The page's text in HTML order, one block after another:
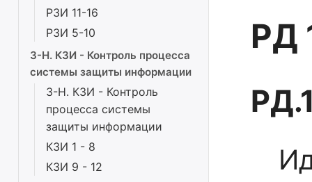
РЗИ 11-16
РЗИ 5-10
3-Н. КЗИ - Контроль процесса
системы защиты информации
3-Н. КЗИ - Контроль
процесса системы
защиты информации
КЗИ 1 - 8
КЗИ 9 - 12
РД